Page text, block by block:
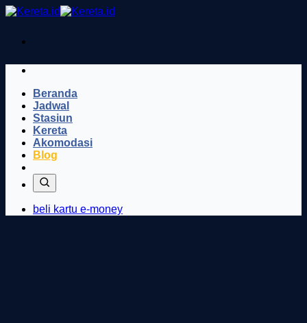
Skip
Beranda
Jadwal
Stasiun
Kereta
Akomodasi
Blog
beli kartu e-money